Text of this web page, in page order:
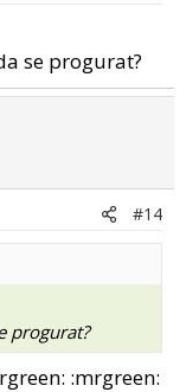
se progurat?
#14
progurat?
:mrgreen: